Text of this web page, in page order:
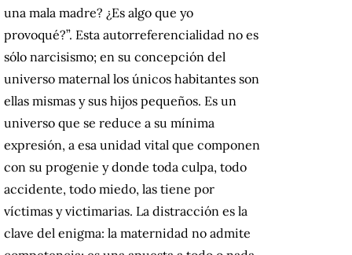
una mala madre? ¿Es algo que yo
provoqué?”. Esta autorreferencialidad no es
sólo narcisismo; en su concepción del
universo maternal los únicos habitantes son
ellas mismas y sus hijos pequeños. Es un
universo que se reduce a su mínima
expresión, a esa unidad vital que componen
con su progenie y donde toda culpa, todo
accidente, todo miedo, las tiene por
víctimas y victimarias. La distracción es la
clave del enigma: la maternidad no admite